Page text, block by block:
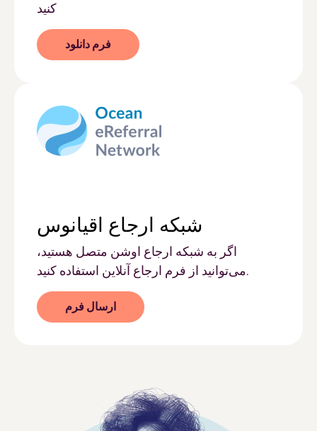
کنید
فرم دانلود
شبکه ارجاع اقیانوس
اگر به شبکه ارجاع اوشن متصل هستید،
می‌توانید از فرم ارجاع آنلاین استفاده کنید.
ارسال فرم